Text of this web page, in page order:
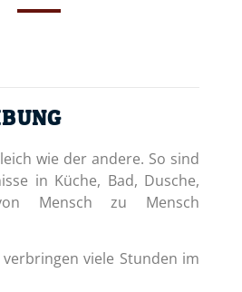
wie der andere. So sind
in Küche, Bad, Dusche,
Mensch zu Mensch
viele Stunden im